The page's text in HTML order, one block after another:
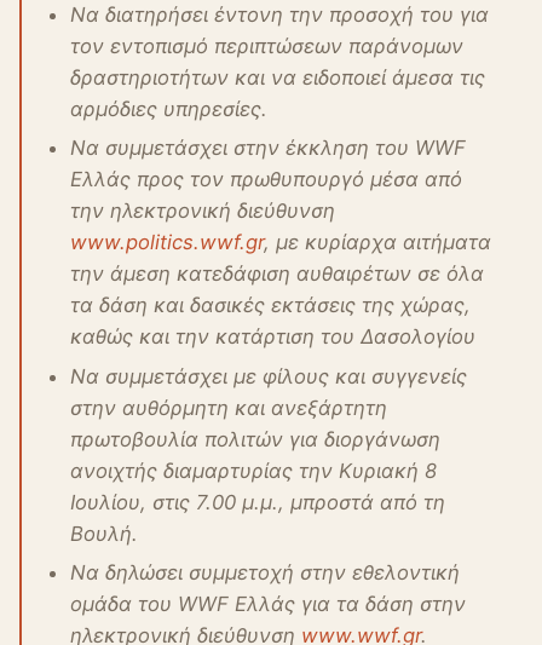
Να διατηρήσει έντονη την προσοχή του για
τον εντοπισμό περιπτώσεων παράνομων
δραστηριοτήτων και να ειδοποιεί άμεσα τις
αρμόδιες υπηρεσίες.
Να συμμετάσχει στην έκκληση του WWF
Ελλάς προς τον πρωθυπουργό μέσα από
την ηλεκτρονική διεύθυνση
www.politics.wwf.gr, με κυρίαρχα αιτήματα
την άμεση κατεδάφιση αυθαιρέτων σε όλα
τα δάση και δασικές εκτάσεις της χώρας,
καθώς και την κατάρτιση του Δασολογίου
Να συμμετάσχει με φίλους και συγγενείς
στην αυθόρμητη και ανεξάρτητη
πρωτοβουλία πολιτών για διοργάνωση
ανοιχτής διαμαρτυρίας την Κυριακή 8
Ιουλίου, στις 7.00 μ.μ., μπροστά από τη
Βουλή.
Να δηλώσει συμμετοχή στην εθελοντική
ομάδα του WWF Ελλάς για τα δάση στην
ηλεκτρονική διεύθυνση www.wwf.gr.